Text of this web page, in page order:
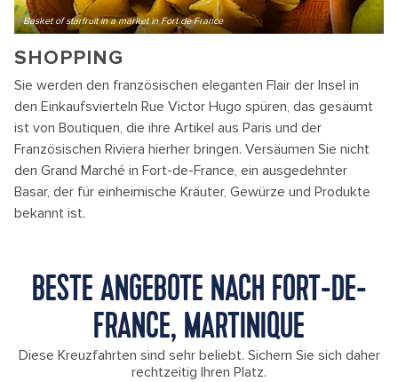
Basket of starfruit in a market in Fort de France
SHOPPING
Sie werden den französischen eleganten Flair der Insel in
den Einkaufsvierteln Rue Victor Hugo spüren, das gesäumt
ist von Boutiquen, die ihre Artikel aus Paris und der
Französischen Riviera hierher bringen. Versäumen Sie nicht
den Grand Marché in Fort-de-France, ein ausgedehnter
Basar, der für einheimische Kräuter, Gewürze und Produkte
bekannt ist.
BESTE ANGEBOTE NACH FORT-DE-
FRANCE, MARTINIQUE
Diese Kreuzfahrten sind sehr beliebt. Sichern Sie sich daher
rechtzeitig Ihren Platz.